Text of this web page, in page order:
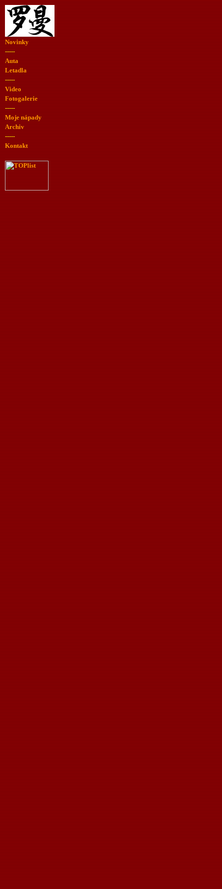
Novinky
-----
Auta
Letadla
-----
Video
Fotogalerie
-----
Moje nápady
Archiv
-----
Kontakt